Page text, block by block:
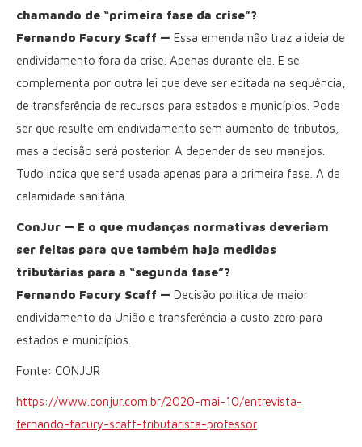
chamando de “primeira fase da crise”?
Fernando Facury Scaff — Essa emenda não traz a ideia de
endividamento fora da crise. Apenas durante ela. E se
complementa por outra lei que deve ser editada na sequência,
de transferência de recursos para estados e municípios. Pode
ser que resulte em endividamento sem aumento de tributos,
mas a decisão será posterior. A depender de seu manejos.
Tudo indica que será usada apenas para a primeira fase. A da
calamidade sanitária.
ConJur — E o que mudanças normativas deveriam
ser feitas para que também haja medidas
tributárias para a “segunda fase”?
Fernando Facury Scaff — Decisão política de maior
endividamento da União e transferência a custo zero para
estados e municípios.
Fonte: CONJUR
https://www.conjur.com.br/2020-mai-10/entrevista-
fernando-facury-scaff-tributarista-professor